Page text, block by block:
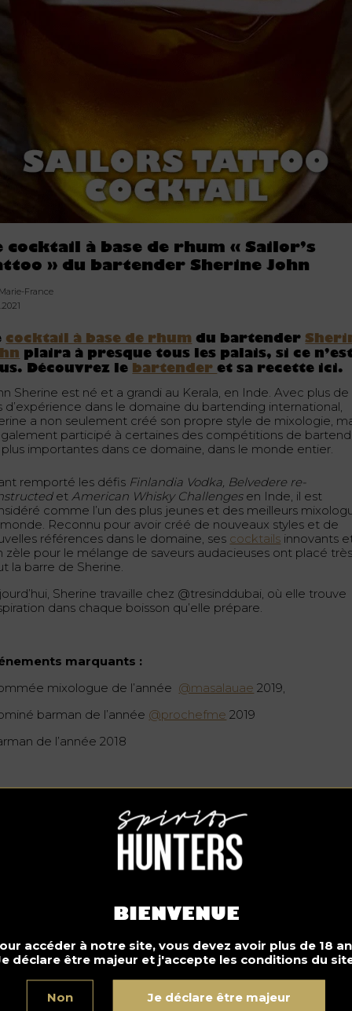
BIENVENUE
accéder à notre site, vous devez avoir plus de 18
déclare être majeur et j'accepte les conditions du
Non Je déclare être majeur
cocktail à base de rhum « Sailor’s
» du bartender Sherine John
France
cocktail à base de rhum du bartender
plaira à presque tous les palais, si ce
Découvrez le
bartenderet sa recette ici.
Sherine est né et a grandi au Kerala, en Inde. Avec plus de
d’expérience dans le domaine du bartending international,
a non seulement créé son propre style de mixologie,
participé à certaines des compétitions de
plus importantes dans ce domaine, dans le monde entier.
remporté les défis Finlandia Vodka, Belvedere re-
et American Whisky Challengesen Inde, il est
comme l’un des plus jeunes et des meilleurs
Reconnu pour avoir créé de nouveaux styles et de
références dans le domaine, ses cocktails innovants
zèle pour le mélange de saveurs audacieuses ont placé
la barre de Sherine.
Sherine travaille chez @tresinddubai, où elle trouve
dans chaque boisson qu’elle prépare.
marquants :
mixologue de l’année @masalauae 2019,
barman de l’année @prochefme 2019
de l’année 2018